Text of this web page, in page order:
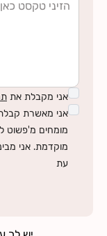
אני מקבלת את
אני מאשרת קבלת
מומחים מ'פשוט
מוקדמת. אני
עת